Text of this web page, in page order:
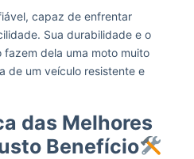
capaz de enfrentar
Sua durabilidade e o
dela uma moto muito
de um veículo resistente e
das Melhores
Benefício